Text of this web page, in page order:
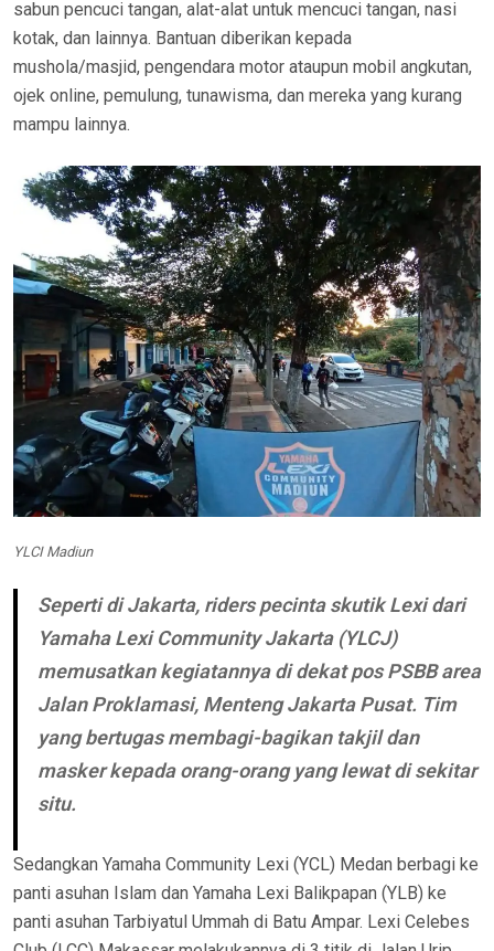
sabun pencuci tangan, alat-alat untuk mencuci tangan, nasi
kotak, dan lainnya. Bantuan diberikan kepada
mushola/masjid, pengendara motor ataupun mobil angkutan,
ojek online, pemulung, tunawisma, dan mereka yang kurang
mampu lainnya.
YLCI Madiun
Seperti di Jakarta, riders pecinta skutik Lexi dari
Yamaha Lexi Community Jakarta (YLCJ)
memusatkan kegiatannya di dekat pos PSBB area
Jalan Proklamasi, Menteng Jakarta Pusat. Tim
yang bertugas membagi-bagikan takjil dan
masker kepada orang-orang yang lewat di sekitar
situ.
Sedangkan Yamaha Community Lexi (YCL) Medan berbagi ke
panti asuhan Islam dan Yamaha Lexi Balikpapan (YLB) ke
panti asuhan Tarbiyatul Ummah di Batu Ampar. Lexi Celebes